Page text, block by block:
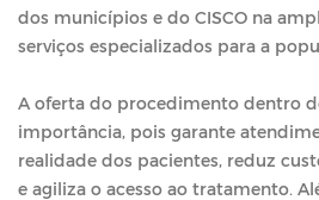
dos municípios e do CISCO na
serviços especializados para a
A oferta do procedimento dentro
importância, pois garante
realidade dos pacientes, reduz
e agiliza o acesso ao tratamento.